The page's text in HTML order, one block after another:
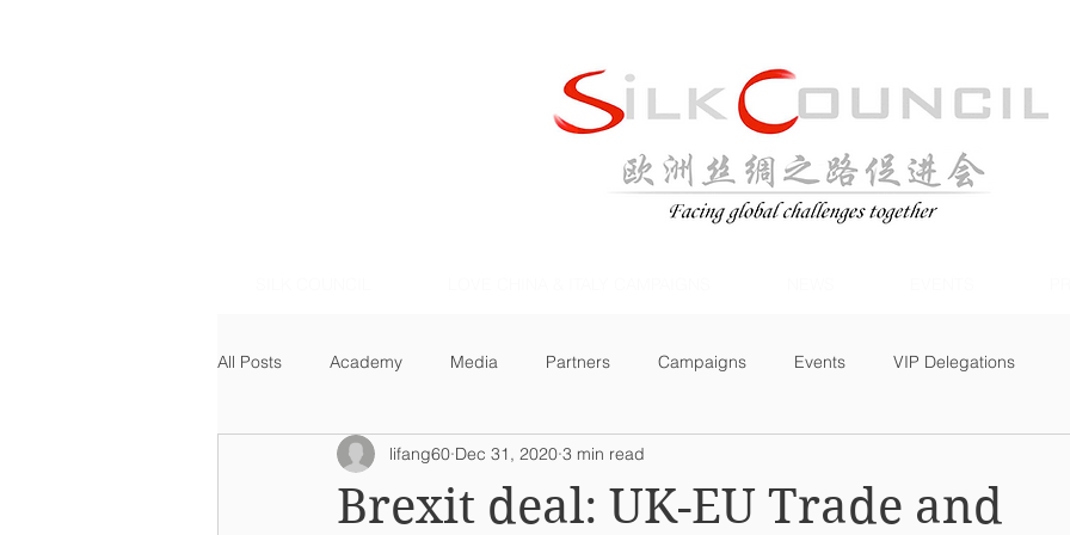
All Posts Academy Media Partners Campaigns Events VIP Delegations
Business, Law & Geopolitics
Brexit deal: UK-EU Trade and
lifang60 Dec 31, 2020 3 min read